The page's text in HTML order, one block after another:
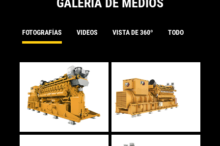
GALERÍA DE MEDIOS
FOTOGRAFÍAS VIDEOS VISTA DE 360º TODO